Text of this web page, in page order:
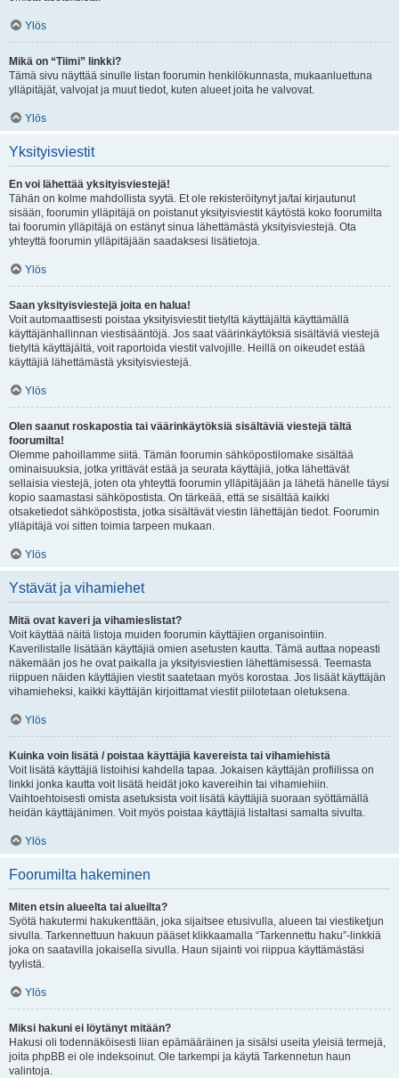
Ylös
Mikä on “Tiimi” linkki?
Tämä sivu näyttää sinulle listan foorumin henkilökunnasta, mukaanluettuna
ylläpitäjät, valvojat ja muut tiedot, kuten alueet joita he valvovat.
Ylös
Yksityisviestit
En voi lähettää yksityisviestejä!
Tähän on kolme mahdollista syytä. Et ole rekisteröitynyt ja/tai kirjautunut
sisään, foorumin ylläpitäjä on poistanut yksityisviestit käytöstä koko foorumilta
tai foorumin ylläpitäjä on estänyt sinua lähettämästä yksityisviestejä. Ota
yhteyttä foorumin ylläpitäjään saadaksesi lisätietoja.
Ylös
Saan yksityisviestejä joita en halua!
Voit automaattisesti poistaa yksityisviestit tietyltä käyttäjältä käyttämällä
käyttäjänhallinnan viestisääntöjä. Jos saat väärinkäytöksiä sisältäviä viestejä
tietyltä käyttäjältä, voit raportoida viestit valvojille. Heillä on oikeudet estää
käyttäjiä lähettämästä yksityisviestejä.
Ylös
Olen saanut roskapostia tai väärinkäytöksiä sisältäviä viestejä tältä
foorumilta!
Olemme pahoillamme siitä. Tämän foorumin sähköpostilomake sisältää
ominaisuuksia, jotka yrittävät estää ja seurata käyttäjiä, jotka lähettävät
sellaisia viestejä, joten ota yhteyttä foorumin ylläpitäjään ja lähetä hänelle täysi
kopio saamastasi sähköpostista. On tärkeää, että se sisältää kaikki
otsaketiedot sähköpostista, jotka sisältävät viestin lähettäjän tiedot. Foorumin
ylläpitäjä voi sitten toimia tarpeen mukaan.
Ylös
Ystävät ja vihamiehet
Mitä ovat kaveri ja vihamieslistat?
Voit käyttää näitä listoja muiden foorumin käyttäjien organisointiin.
Kaverilistalle lisätään käyttäjiä omien asetusten kautta. Tämä auttaa nopeasti
näkemään jos he ovat paikalla ja yksityisviestien lähettämisessä. Teemasta
riippuen näiden käyttäjien viestit saatetaan myös korostaa. Jos lisäät käyttäjän
vihamieheksi, kaikki käyttäjän kirjoittamat viestit piilotetaan oletuksena.
Ylös
Kuinka voin lisätä / poistaa käyttäjiä kavereista tai vihamiehistä
Voit lisätä käyttäjiä listoihisi kahdella tapaa. Jokaisen käyttäjän profiilissa on
linkki jonka kautta voit lisätä heidät joko kavereihin tai vihamiehiin.
Vaihtoehtoisesti omista asetuksista voit lisätä käyttäjiä suoraan syöttämällä
heidän käyttäjänimen. Voit myös poistaa käyttäjiä listaltasi samalta sivulta.
Ylös
Foorumilta hakeminen
Miten etsin alueelta tai alueilta?
Syötä hakutermi hakukenttään, joka sijaitsee etusivulla, alueen tai viestiketjun
sivulla. Tarkennettuun hakuun pääset klikkaamalla “Tarkennettu haku”-linkkiä
joka on saatavilla jokaisella sivulla. Haun sijainti voi riippua käyttämästäsi
tyylistä.
Ylös
Miksi hakuni ei löytänyt mitään?
Hakusi oli todennäköisesti liian epämääräinen ja sisälsi useita yleisiä termejä,
joita phpBB ei ole indeksoinut. Ole tarkempi ja käytä Tarkennetun haun
valintoja.